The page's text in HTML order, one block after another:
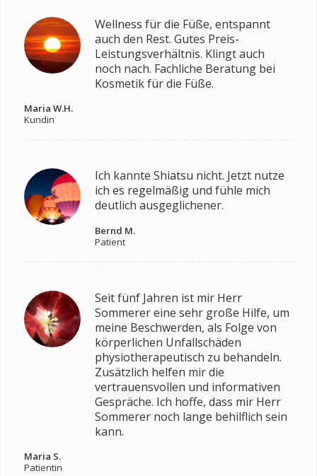
Wellness für die Füße, entspannt
auch den Rest. Gutes Preis-
Leistungsverhältnis. Klingt auch
noch nach. Fachliche Beratung bei
Kosmetik für die Füße.
Maria W.H.
Kundin
Ich kannte Shiatsu nicht. Jetzt nutze
ich es regelmäßig und fühle mich
deutlich ausgeglichener.
Bernd M.
Patient
Seit fünf Jahren ist mir Herr
Sommerer eine sehr große Hilfe, um
meine Beschwerden, als Folge von
körperlichen Unfallschäden
physiotherapeutisch zu behandeln.
Zusätzlich helfen mir die
vertrauensvollen und informativen
Gespräche. Ich hoffe, dass mir Herr
Sommerer noch lange behilflich sein
kann.
Maria S.
Patientin